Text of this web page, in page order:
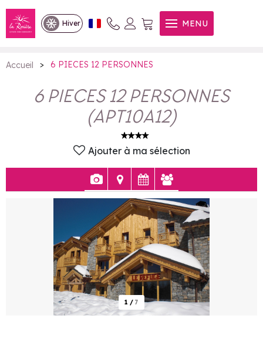
Hiver MENU
6 PIECES 12 PERSONNES
Accueil > 6 PIECES 12 PERSONNES
6 PIECES 12 PERSONNES
(APT10A12)
Ajouter à ma sélection
1 / 7